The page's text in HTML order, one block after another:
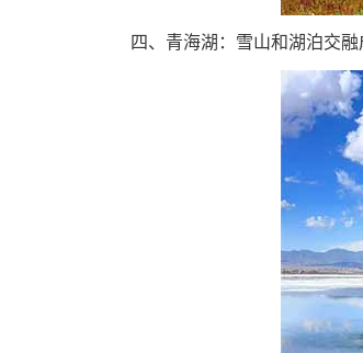
四、青海湖：雪山和湖泊交融